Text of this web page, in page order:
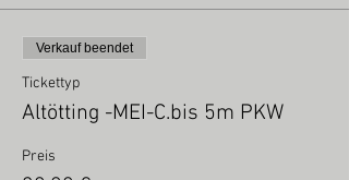
Verkauf beendet
Tickettyp
Altötting -MEI-C.bis 5m PKW
Preis